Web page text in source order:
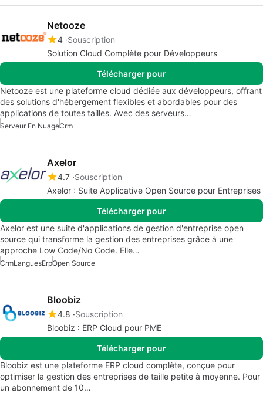
Netooze
4 Souscription
Solution Cloud Complète pour Développeurs
Télécharger pour
Netooze est une plateforme cloud dédiée aux développeurs, offrant
des solutions d'hébergement flexibles et abordables pour des
applications de toutes tailles. Avec des serveurs…
Serveur En NuageCrm
Axelor
4.7 Souscription
Axelor : Suite Applicative Open Source pour Entreprises
Télécharger pour
Axelor est une suite d'applications de gestion d'entreprise open
source qui transforme la gestion des entreprises grâce à une
approche Low Code/No Code. Elle…
CrmLanguesErpOpen Source
Bloobiz
4.8 Souscription
Bloobiz : ERP Cloud pour PME
Télécharger pour
Bloobiz est une plateforme ERP cloud complète, conçue pour
optimiser la gestion des entreprises de taille petite à moyenne. Pour
un abonnement de 10…